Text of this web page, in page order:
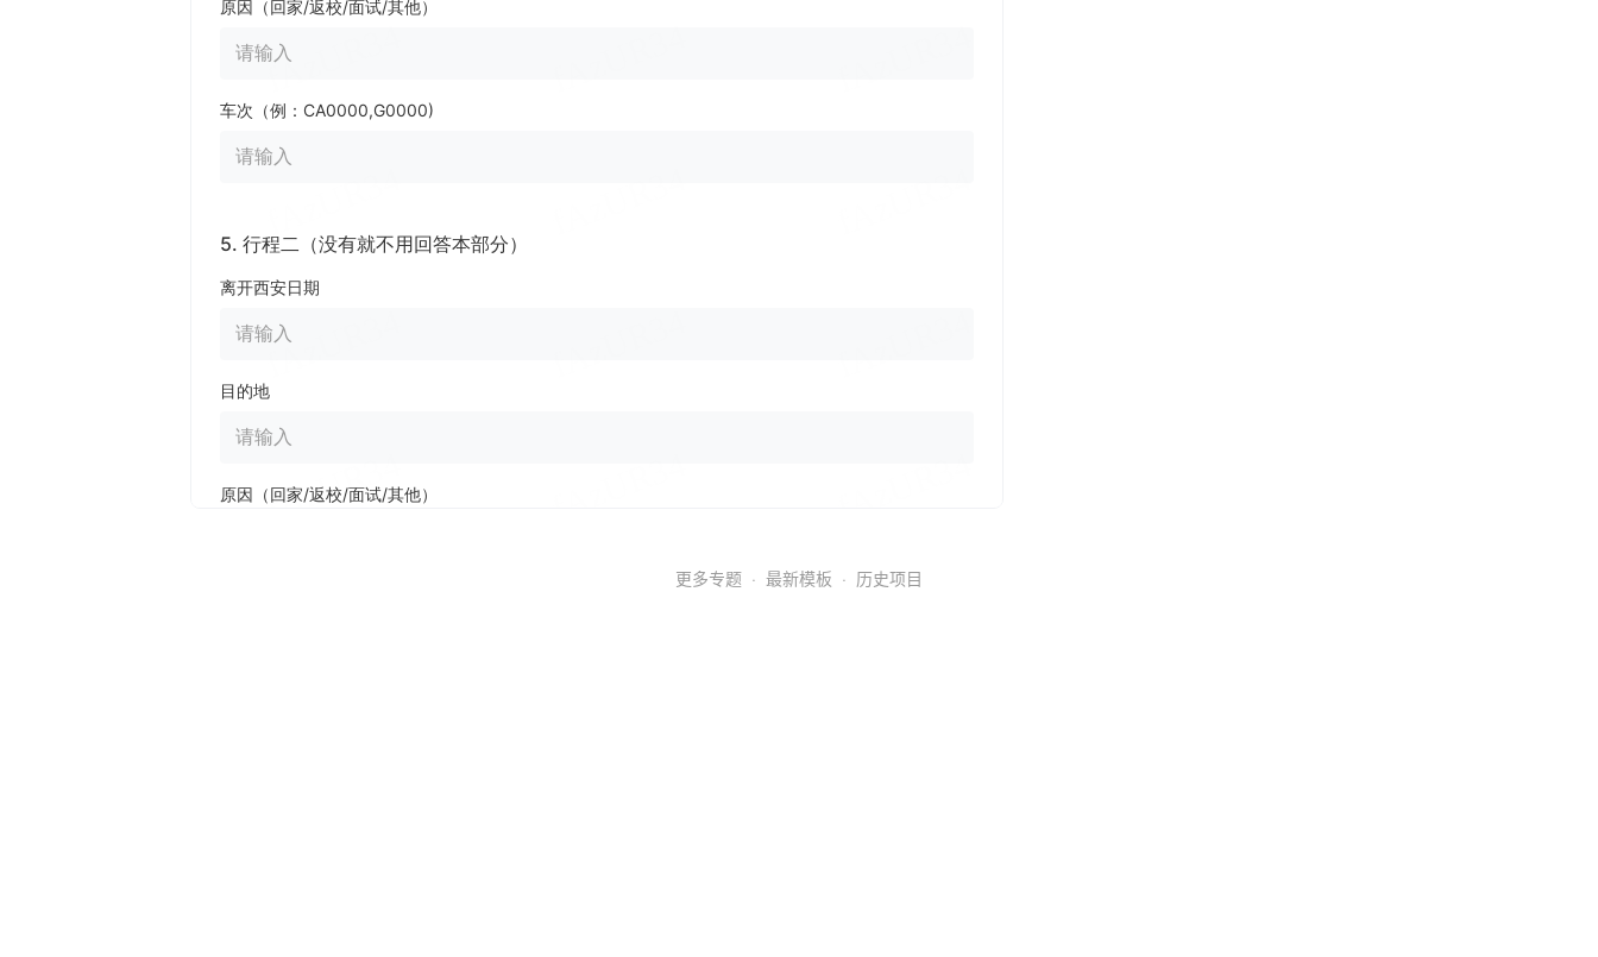
更多专题 · 最新模板 · 历史项目